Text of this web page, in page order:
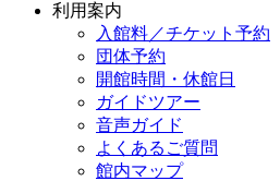
利用案内
入館料／チケット予約
団体予約
開館時間・休館日
ガイドツアー
音声ガイド
よくあるご質問
館内マップ